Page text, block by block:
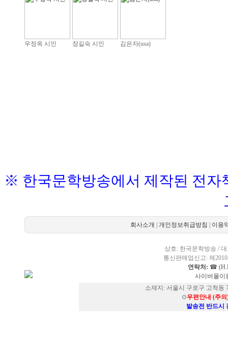
우정옥 시인 장길숙 시인 김은자(usa)
※ 한국문학방송에서 제작된 전자
회사소개 개인정보취급방침 이용
상호: 한국문학방송 /
통신판매업신고: 제
연락처: ☎
사이버몰이
소재지: 서울시 구로구 고척동
⊙우편안내 (주
발송전 반드시